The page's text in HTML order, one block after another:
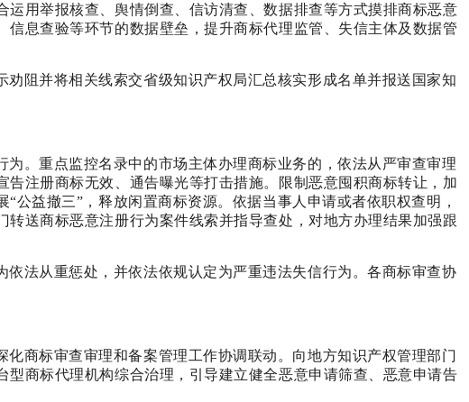
用举报核查、舆情倒查、信访清查、数据排查等方式摸排商标恶意
息查验等环节的数据壁垒，提升商标代理监管、失信主体及数据管
阻并将相关线索交省级知识产权局汇总核实形成名单并报送国家知
。重点监控名录中的市场主体办理商标业务的，依法从严审查审理
注册商标无效、通告曝光等打击措施。限制恶意囤积商标转让，加
益撤三”，释放闲置商标资源。依据当事人申请或者依职权查明，
送商标恶意注册行为案件线索并指导查处，对地方办理结果加强跟
法从重惩处，并依法依规认定为严重违法失信行为。各商标审查协
商标审查审理和备案管理工作协调联动。向地方知识产权管理部门
商标代理机构综合治理，引导建立健全恶意申请筛查、恶意申请告